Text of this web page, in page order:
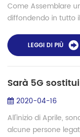
Come Assemblare
diffondendo in tutto
quando si va fuori e
LEGGI DI PIÙ
Sarà 5G
2020-04-16
All'inizio di Aprile,
alcune persone